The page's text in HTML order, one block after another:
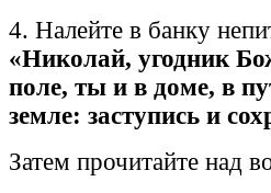
4. Налейте в банку
«Николай, угодник
поле, ты и в доме, в
земле: заступись и
Затем прочитайте над